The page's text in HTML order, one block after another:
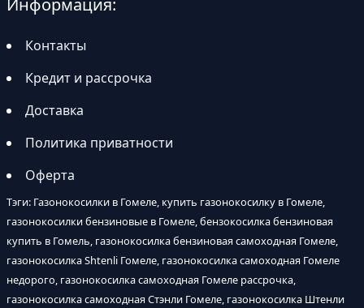
Информация:
Контакты
Кредит и рассрочка
Доставка
Политика приватности
Оферта
Тэги: Газонокосилки в Гомеле, купить газонокосилку в Гомеле,
газонокосилки бензиновые в Гомеле, бензокосилка бензиновая
купить в Гомель, газонокосилка бензиновая самоходная Гомеле,
газонокосилка Shtenli Гомеле, газонокосилка самоходная Гомеле
недорого, газонокосилка самоходная Гомеле рассрочка,
газонокосилка самоходная Стэнли Гомеле, газонокосилка Штенли